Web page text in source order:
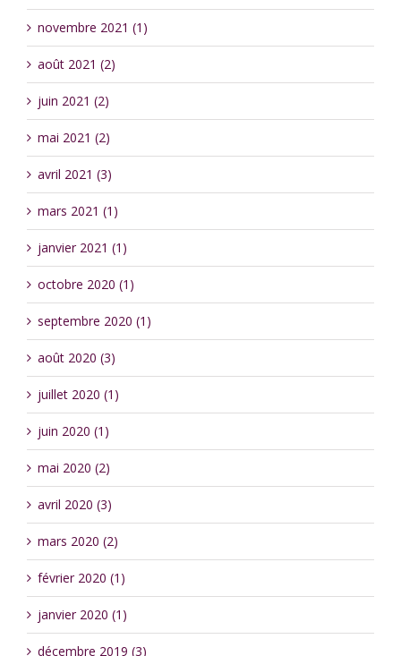
novembre 2021 (1)
août 2021 (2)
juin 2021 (2)
mai 2021 (2)
avril 2021 (3)
mars 2021 (1)
janvier 2021 (1)
octobre 2020 (1)
septembre 2020 (1)
août 2020 (3)
juillet 2020 (1)
juin 2020 (1)
mai 2020 (2)
avril 2020 (3)
mars 2020 (2)
février 2020 (1)
janvier 2020 (1)
décembre 2019 (3)